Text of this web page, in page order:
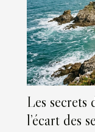
Les secrets
l’écart des